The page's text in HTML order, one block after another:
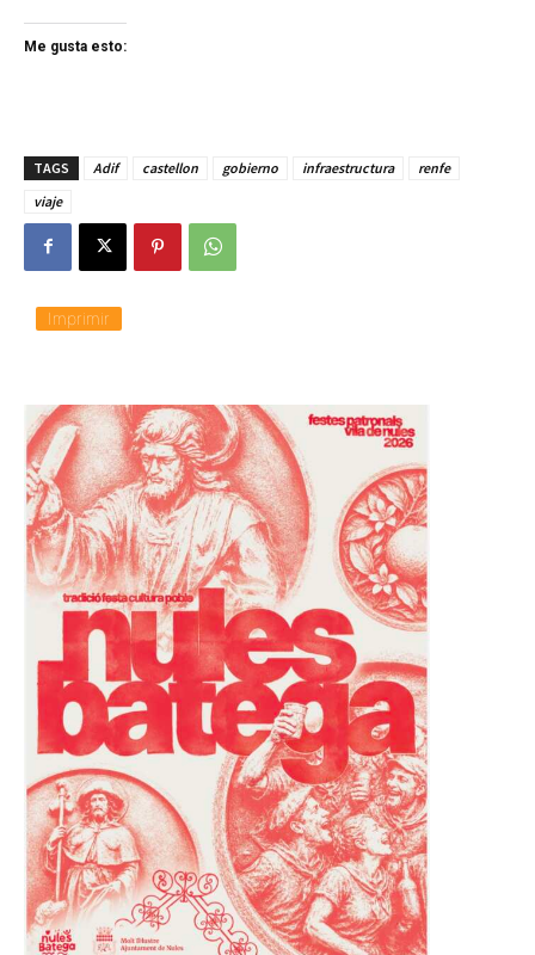
Me gusta esto:
TAGS Adif castellon gobierno infraestructura
renfe
viaje
Imprimir